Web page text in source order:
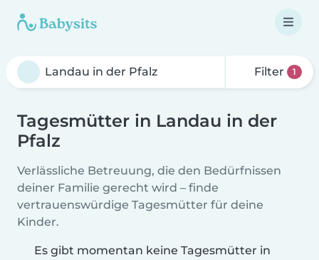
Filter 1
Tagesmütter in Landau in der
Pfalz
Verlässliche Betreuung, die den Bedürfnissen
deiner Familie gerecht wird – finde
vertrauenswürdige Tagesmütter für deine
Kinder.
Es gibt momentan keine Tagesmütter in